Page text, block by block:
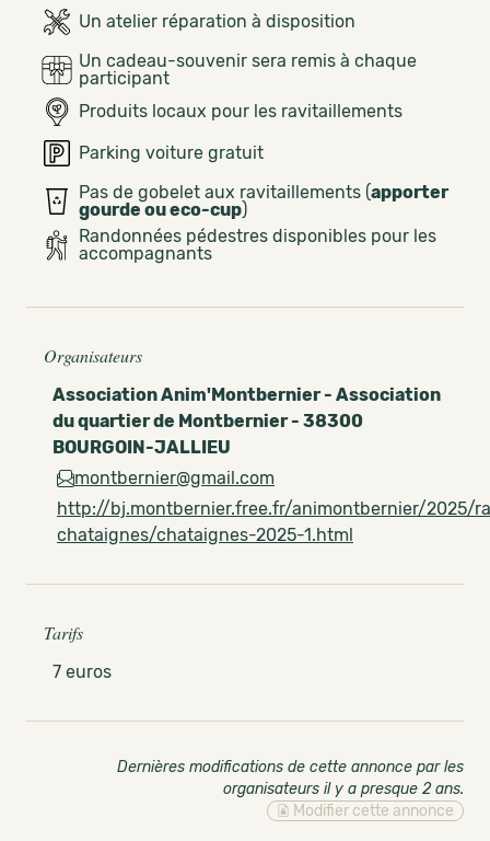
Un atelier réparation à disposition
Un cadeau-souvenir sera remis à chaque
participant
Produits locaux pour les ravitaillements
Parking voiture gratuit
Pas de gobelet aux ravitaillements (apporter
gourde ou eco-cup)
Randonnées pédestres disponibles pour les
accompagnants
Organisateurs
Association Anim'Montbernier - Association
du quartier de Montbernier - 38300
BOURGOIN-JALLIEU
montbernier@gmail.com
http://bj.montbernier.free.fr/animontbernier/2025/
chataignes/chataignes-2025-1.html
Tarifs
7 euros
Dernières modifications de cette annonce par les
organisateurs il y a presque 2 ans.
Modifier cette annonce